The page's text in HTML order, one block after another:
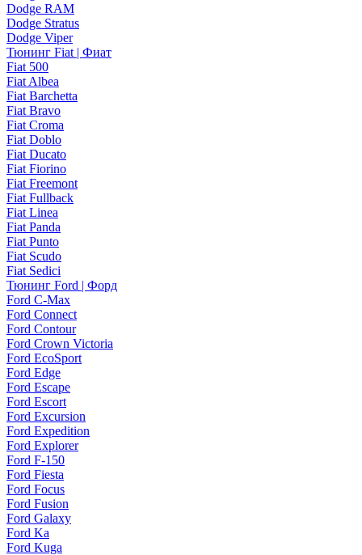
Dodge RAM
Dodge Stratus
Dodge Viper
Тюнинг Fiat | Фиат
Fiat 500
Fiat Albea
Fiat Barchetta
Fiat Bravo
Fiat Croma
Fiat Doblo
Fiat Ducato
Fiat Fiorino
Fiat Freemont
Fiat Fullback
Fiat Linea
Fiat Panda
Fiat Punto
Fiat Scudo
Fiat Sedici
Тюнинг Ford | Форд
Ford C-Max
Ford Connect
Ford Contour
Ford Crown Victoria
Ford EcoSport
Ford Edge
Ford Escape
Ford Escort
Ford Excursion
Ford Expedition
Ford Explorer
Ford F-150
Ford Fiesta
Ford Focus
Ford Fusion
Ford Galaxy
Ford Ka
Ford Kuga